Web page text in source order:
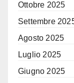
Ottobre 2025
Settembre
Agosto 2025
Luglio 2025
Giugno 2025